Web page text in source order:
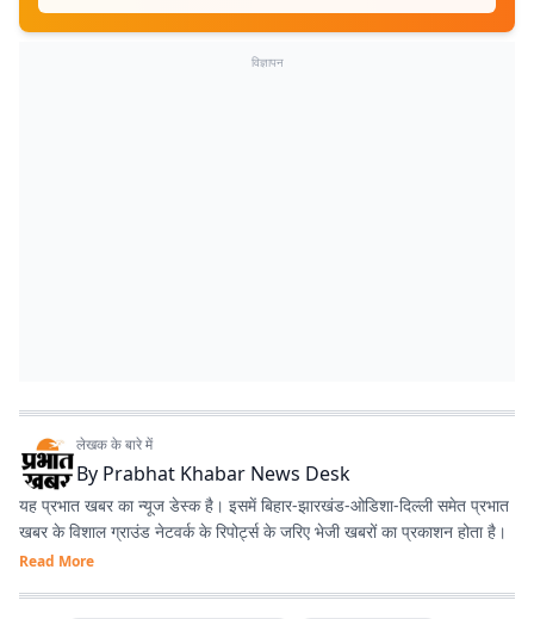
विज्ञापन
लेखक के बारे में
By Prabhat Khabar News Desk
यह प्रभात खबर का न्यूज डेस्क है। इसमें बिहार-झारखंड-ओडिशा-दिल्‍ली समेत प्रभात
खबर के विशाल ग्राउंड नेटवर्क के रिपोर्ट्स के जरिए भेजी खबरों का प्रकाशन होता है।
Read More